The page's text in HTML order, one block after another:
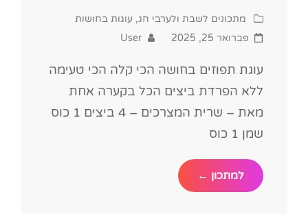
Cat
מתכונים לשבת ולערבי חג, עוגות בחושות
Posted
פברואר 25, 2025 User
עוגת תפוזים בחושה הכי קלה הכי טעימה
ללא הפרדת ביצים הכל בקערה אחת
מאת – שרית המצרכים – 4 ביצים 1 כוס
שמן 1 כוס
למתכון ←
העוגה